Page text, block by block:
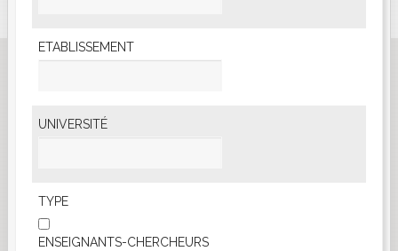
ETABLISSEMENT
UNIVERSITÉ
TYPE
ENSEIGNANTS-CHERCHEURS